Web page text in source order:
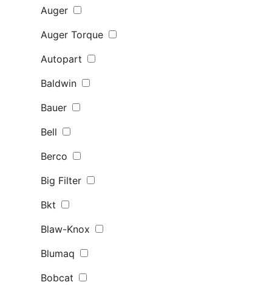
Auger
Auger Torque
Autopart
Baldwin
Bauer
Bell
Berco
Big Filter
Bkt
Blaw-Knox
Blumaq
Bobcat